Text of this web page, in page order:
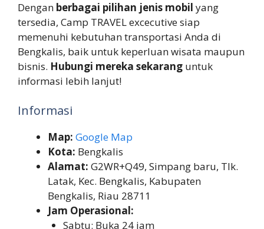
Dengan berbagai pilihan jenis mobil yang
tersedia, Camp TRAVEL excecutive siap
memenuhi kebutuhan transportasi Anda di
Bengkalis, baik untuk keperluan wisata maupun
bisnis. Hubungi mereka sekarang untuk
informasi lebih lanjut!
Informasi
Map: Google Map
Kota: Bengkalis
Alamat: G2WR+Q49, Simpang baru, Tlk.
Latak, Kec. Bengkalis, Kabupaten
Bengkalis, Riau 28711
Jam Operasional:
Sabtu: Buka 24 jam